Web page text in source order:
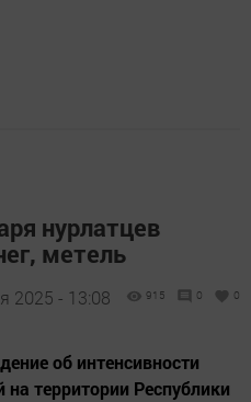
нурлатцев
метель
2025 - 13:08 915 0 0
об интенсивности
на территории Республики